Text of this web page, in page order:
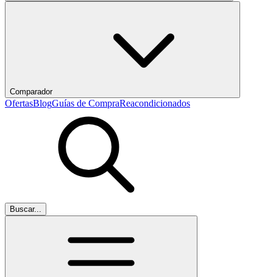
Comparador
OfertasBlogGuías de CompraReacondicionados
Buscar...